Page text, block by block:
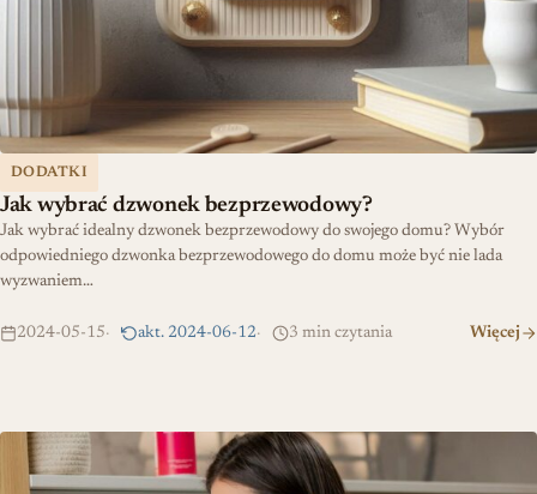
DODATKI
Jak wybrać dzwonek bezprzewodowy?
Jak wybrać idealny dzwonek bezprzewodowy do swojego domu? Wybór
odpowiedniego dzwonka bezprzewodowego do domu może być nie lada
wyzwaniem…
2024-05-15 akt. 2024-06-12 3 min czytania Więcej
Jak wyczyścić pralkę i pozbyć się niemiłego zapachu: